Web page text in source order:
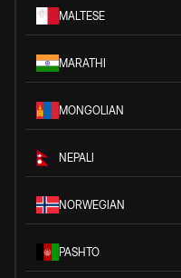
MALTESE
MARATHI
MONGOLIAN
NEPALI
NORWEGIAN
PASHTO